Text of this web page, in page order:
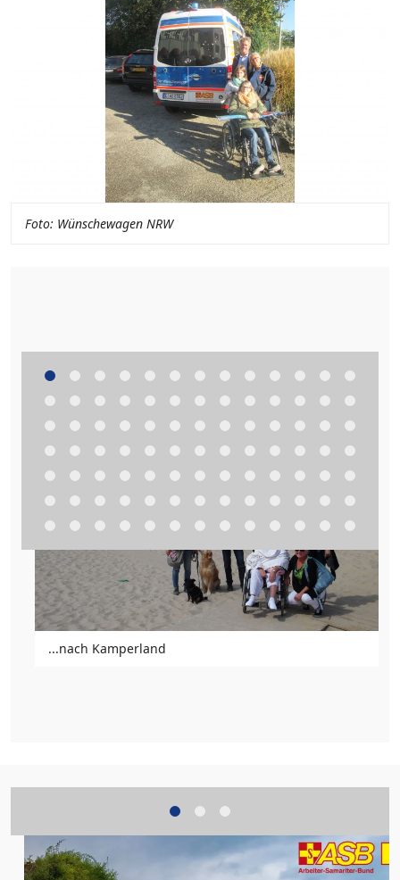
Foto: Wünschewagen NRW
...nach Kamperland